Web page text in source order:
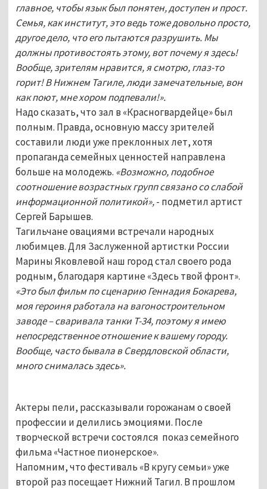
главное, чтобы язык был понятен, доступен и прост.
Семья, как институт, это ведь тоже довольно просто,
другое дело, что его пытаются разрушить. Мы
должны противостоять этому, вот почему я здесь!
Вообще, зрителям нравится, я смотрю, глаз-то
горит! В Нижнем Тагиле, люди замечательные, вон
как поют, мне хором подпевали!».
Надо сказать, что зал в «Красногвардейце» был
полным. Правда, основную массу зрителей
составили люди уже преклонных лет, хотя
пропаганда семейных ценностей направлена
больше на молодежь. «Возможно, подобное
соотношение возрастных групп связано со слабой
информационной политикой»,- подметил артист
Сергей Барышев.
Тагильчане овациями встречали народных
любимцев. Для Заслуженной артистки России
Марины Яковлевой наш город стал своего рода
родным, благодаря картине «Здесь твой фронт».
«Это был фильм по сценарию Геннадия Бокарева,
моя героиня работала на вагоностроительном
заводе – сваривала танки Т-34, поэтому я имею
непосредственное отношение к вашему городу.
Вообще, часто бывала в Свердловской области,
много снималась здесь».
Актеры пели, рассказывали горожанам о своей
профессии и делились эмоциями. После
творческой встречи состоялся показ семейного
фильма «Частное пионерское».
Напомним, что фестиваль «В кругу семьи» уже
второй раз посещает Нижний Тагил. В прошлом